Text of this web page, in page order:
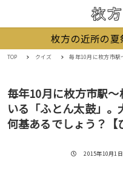
枚方の近所の
TOP クイズ 毎年10月に枚方市駅〜枚方公園駅周辺で開催
毎年10月に枚方市駅
いる「ふとん太鼓」
何基あるでしょう？【
投稿日
2015年10月1